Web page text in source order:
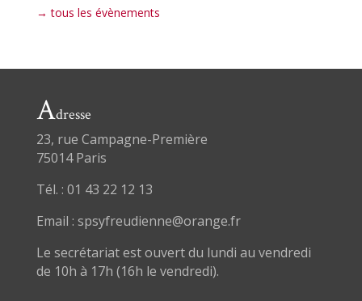
→ tous les évènements
Adresse
23, rue Campagne-Première
75014 Paris
Tél. : 01 43 22 12 13
Email : spsyfreudienne@orange.fr
Le secrétariat est ouvert du lundi au vendredi
de 10h à 17h (16h le vendredi).